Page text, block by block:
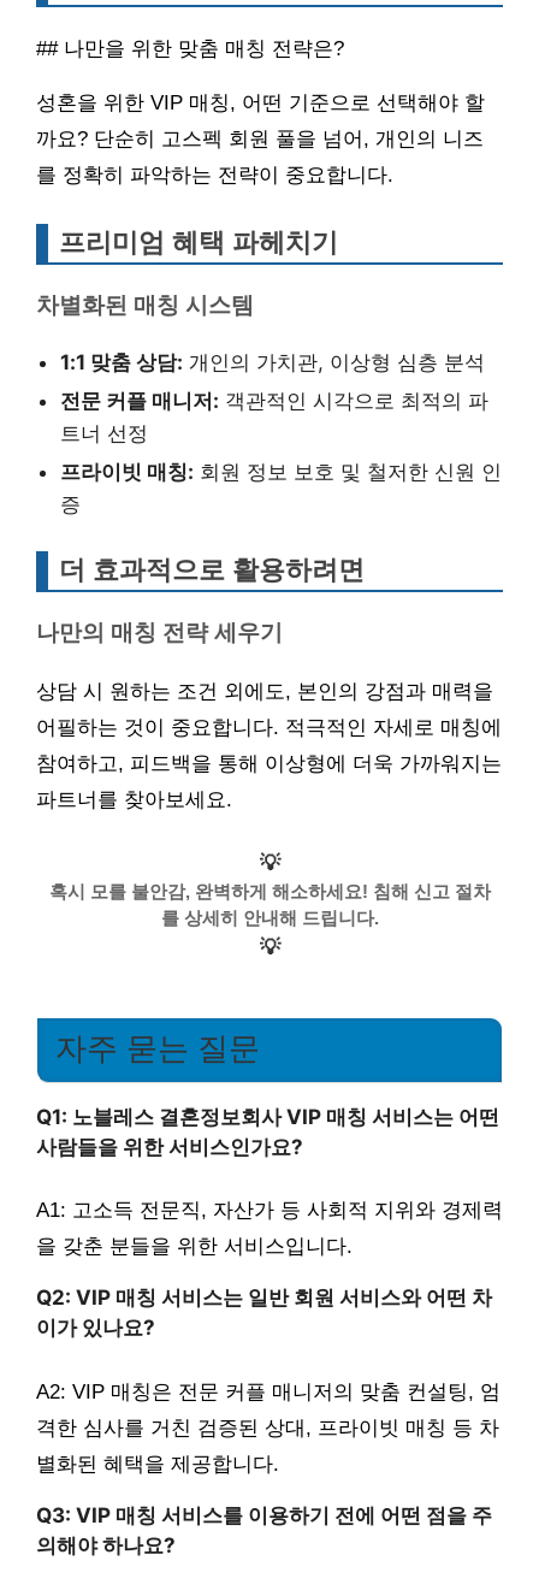
## 나만을 위한 맞춤 매칭 전략은?
성혼을 위한 VIP 매칭, 어떤 기준으로 선택해야 할
까요? 단순히 고스펙 회원 풀을 넘어, 개인의 니즈
를 정확히 파악하는 전략이 중요합니다.
프리미엄 혜택 파헤치기
차별화된 매칭 시스템
1:1 맞춤 상담: 개인의 가치관, 이상형 심층 분석
전문 커플 매니저: 객관적인 시각으로 최적의 파
트너 선정
프라이빗 매칭: 회원 정보 보호 및 철저한 신원 인
증
더 효과적으로 활용하려면
나만의 매칭 전략 세우기
상담 시 원하는 조건 외에도, 본인의 강점과 매력을
어필하는 것이 중요합니다. 적극적인 자세로 매칭에
참여하고, 피드백을 통해 이상형에 더욱 가까워지는
파트너를 찾아보세요.
💡
혹시 모를 불안감, 완벽하게 해소하세요! 침해 신고 절차
를 상세히 안내해 드립니다.
💡
자주 묻는 질문
Q1: 노블레스 결혼정보회사 VIP 매칭 서비스는 어떤
사람들을 위한 서비스인가요?
A1: 고소득 전문직, 자산가 등 사회적 지위와 경제력
을 갖춘 분들을 위한 서비스입니다.
Q2: VIP 매칭 서비스는 일반 회원 서비스와 어떤 차
이가 있나요?
A2: VIP 매칭은 전문 커플 매니저의 맞춤 컨설팅, 엄
격한 심사를 거친 검증된 상대, 프라이빗 매칭 등 차
별화된 혜택을 제공합니다.
Q3: VIP 매칭 서비스를 이용하기 전에 어떤 점을 주
의해야 하나요?